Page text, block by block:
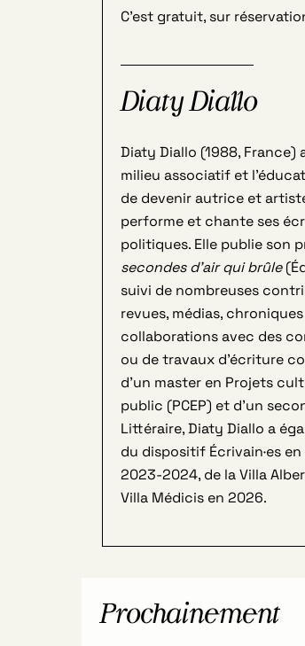
C’est gratuit, sur
Diaty Diallo
Diaty Diallo (1988, France)
milieu associatif et
de devenir autrice et
performe et chante ses
politiques. Elle publie son
secondes d’air qui brûle
suivi de nombreuses
revues, médias,
collaborations avec des
ou de travaux d’écriture
d’un master en Projets
public (PCEP) et d’un
Littéraire, Diaty Diallo a
du dispositif Écrivain·es
2023-2024, de la Villa
Villa Médicis en 2026.
Prochainement